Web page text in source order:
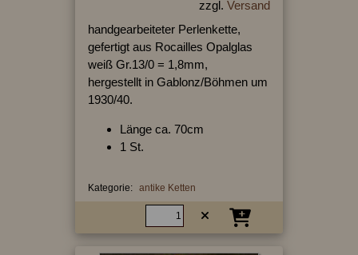
zzgl. Versand
handgearbeiteter Perlenkette,
gefertigt aus Rocailles Opalglas
weiß Gr.13/0 = 1,8mm,
hergestellt in Gablonz/Böhmen um
1930/40.
Länge ca. 70cm
1 St.
Kategorie: antike Ketten